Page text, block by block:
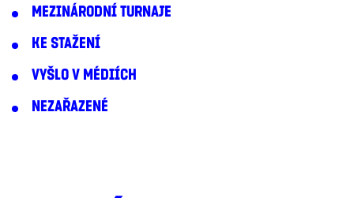
MEZINÁRODNÍ TURNAJE
KE STAŽENÍ
VYŠLO V MÉDIÍCH
NEZAŘAZENÉ